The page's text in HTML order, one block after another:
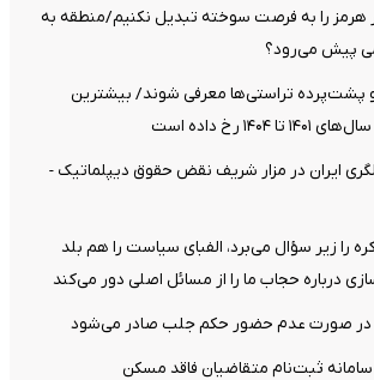
هرمز را به فرصت سوخته تبدیل نکنیم/منطقه به
پیش می‌رود؟
و پشت‌پرده تراستی‌ها معرفی شوند/ بیشترین
رخ داده است
ایران در مزار شریف نقض حقوق دیپلماتیک -
را زیر سؤال می‌برد، الفبای سیاست را هم بلد
درباره حجاب ما را از مسائل اصلی دور می‌کند
در صورت عدم حضور حکم جلب صادر می‌شود
ثبت‌نام متقاضیان فاقد مسکن